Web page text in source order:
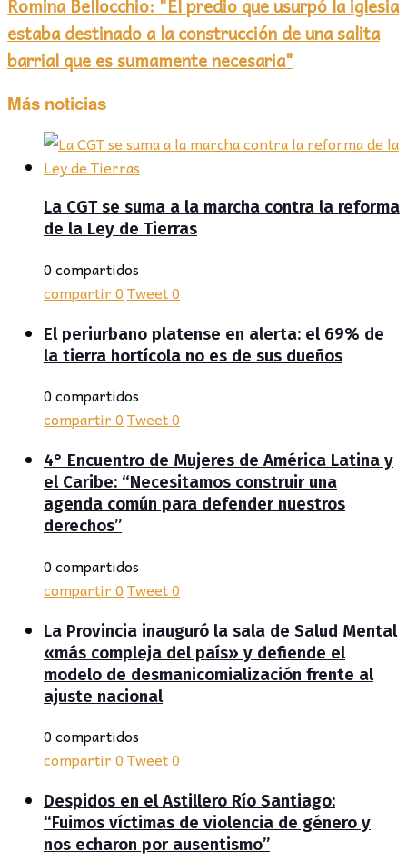
Romina Bellocchio: "El predio que usurpó la iglesia
estaba destinado a la construcción de una salita
barrial que es sumamente necesaria"
Más noticias
La CGT se suma a la marcha contra la reforma
de la Ley de Tierras
0 compartidos
compartir0Tweet0
El periurbano platense en alerta: el 69% de
la tierra hortícola no es de sus dueños
0 compartidos
compartir0Tweet0
4° Encuentro de Mujeres de América Latina y
el Caribe: “Necesitamos construir una
agenda común para defender nuestros
derechos”
0 compartidos
compartir0Tweet0
La Provincia inauguró la sala de Salud Mental
«más compleja del país» y defiende el
modelo de desmanicomialización frente al
ajuste nacional
0 compartidos
compartir0Tweet0
Despidos en el Astillero Río Santiago:
“Fuimos víctimas de violencia de género y
nos echaron por ausentismo”